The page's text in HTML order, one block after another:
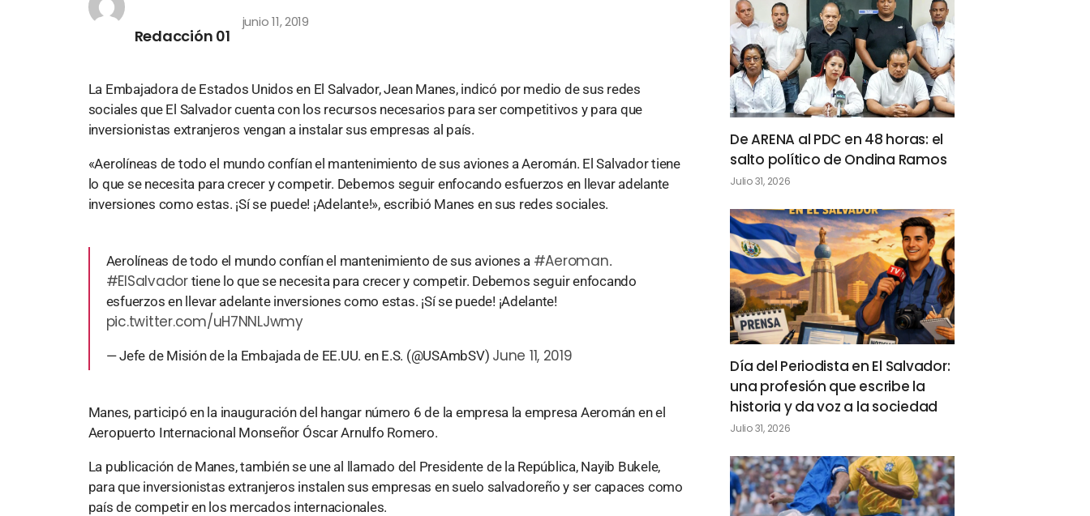
Redacción 01
junio 11, 2019
La Embajadora de Estados Unidos en El Salvador, Jean Manes, indicó por medio de sus redes
sociales que El Salvador cuenta con los recursos necesarios para ser competitivos y para que
inversionistas extranjeros vengan a instalar sus empresas al país.
«Aerolíneas de todo el mundo confían el mantenimiento de sus aviones a Aeromán. El Salvador tiene
lo que se necesita para crecer y competir. Debemos seguir enfocando esfuerzos en llevar adelante
inversiones como estas. ¡Sí se puede! ¡Adelante!», escribió Manes en sus redes sociales.
Aerolíneas de todo el mundo confían el mantenimiento de sus aviones a #Aeroman.
#ElSalvadortiene lo que se necesita para crecer y competir. Debemos seguir enfocando
esfuerzos en llevar adelante inversiones como estas. ¡Sí se puede! ¡Adelante!
pic.twitter.com/uH7NNLJwmy
— Jefe de Misión de la Embajada de EE.UU. en E.S. (@USAmbSV) June 11, 2019
Manes, participó en la inauguración del hangar número 6 de la empresa la empresa Aeromán en el
Aeropuerto Internacional Monseñor Óscar Arnulfo Romero.
La publicación de Manes, también se une al llamado del Presidente de la República, Nayib Bukele,
para que inversionistas extranjeros instalen sus empresas en suelo salvadoreño y ser capaces como
país de competir en los mercados internacionales.
De ARENA al PDC en 48 horas: el
salto político de Ondina Ramos
Julio 31, 2026
Día del Periodista en El Salvador:
una profesión que escribe la
historia y da voz a la sociedad
Julio 31, 2026